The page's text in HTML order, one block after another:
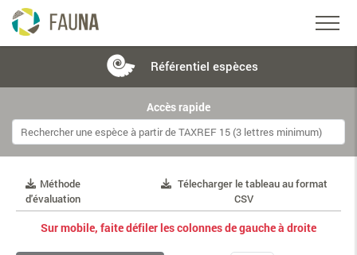
Référentiel espèces
Accès rapide
Méthode
d'évaluation
Télecharger le tableau au format
CSV
Sur mobile, faite défiler les colonnes de gauche à droite